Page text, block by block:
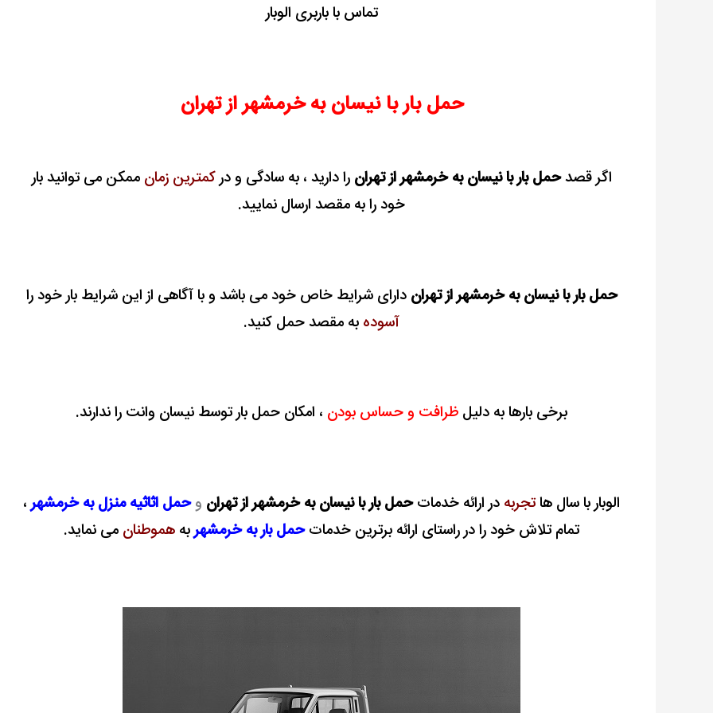
تماس با باربری الوبار
حمل بار با نیسان به خرمشهر از تهران
اگر قصدحمل بار با نیسان به خرمشهر از تهران را دارید ، به سادگی و درکمترین زمان ممکن می توانید بار
خود را به مقصد ارسال نمایید.
حمل بار با نیسان به خرمشهر از تهران دارای شرایط خاص خود می باشد و با آگاهی از این شرایط بار خود را
آسوده به مقصد حمل کنید.
برخی بارها به دلیل ظرافت و حساس بودن ، امکان حمل بار توسط نیسان وانت راندارند.
الوبار با سال هاتجربه در ارائه خدماتحمل بار با نیسان به خرمشهر از تهران وحمل اثاثیه منزل به خرمشهر ،
تمام تلاش خود را در راستای ارائه برترین خدماتحمل بار به خرمشهربه هموطنان می نماید.